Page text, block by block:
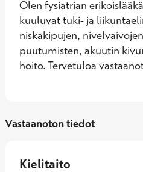
Olen fysiatrian
kuuluvat tuki- ja
niskakipujen,
puutumisten, akuutin
hoito. Tervetuloa
Vastaanoton tiedot
Kielitaito